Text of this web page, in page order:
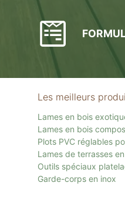
Les meilleurs
Lames en bois
Lames en bois
Plots PVC réglables
Lames de terrasses
Outils spéciaux
Garde-corps en inox